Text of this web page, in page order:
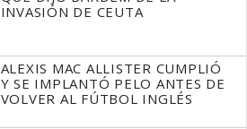
INVASIÓN DE CEUTA
ALEXIS MAC ALLISTER CUMPLIÓ
Y SE IMPLANTÓ PELO ANTES DE
VOLVER AL FÚTBOL INGLÉS